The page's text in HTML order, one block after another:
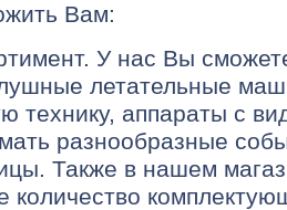
Вам:
У нас Вы
летательные
технику, аппараты с
разнообразные
Также в нашем
количество